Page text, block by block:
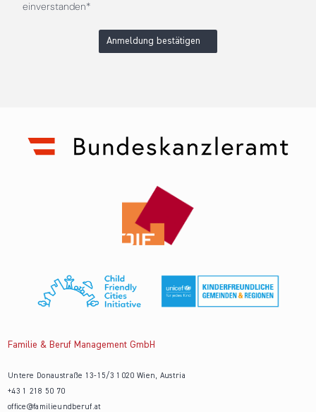
einverstanden*
Anmeldung bestätigen
Familie & Beruf Management GmbH
Untere Donaustraße 13-15/3 1020 Wien, Austria
+43 1 218 50 70
office@familieundberuf.at